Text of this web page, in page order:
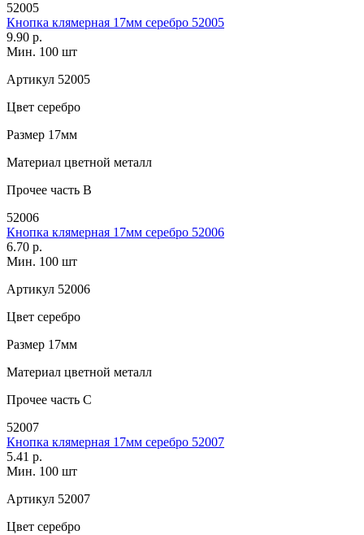
52005
Кнопка клямерная 17мм серебро 52005
9.90 р.
Мин. 100 шт
Артикул 52005
Цвет серебро
Размер 17мм
Материал цветной металл
Прочее часть В
52006
Кнопка клямерная 17мм серебро 52006
6.70 р.
Мин. 100 шт
Артикул 52006
Цвет серебро
Размер 17мм
Материал цветной металл
Прочее часть С
52007
Кнопка клямерная 17мм серебро 52007
5.41 р.
Мин. 100 шт
Артикул 52007
Цвет серебро